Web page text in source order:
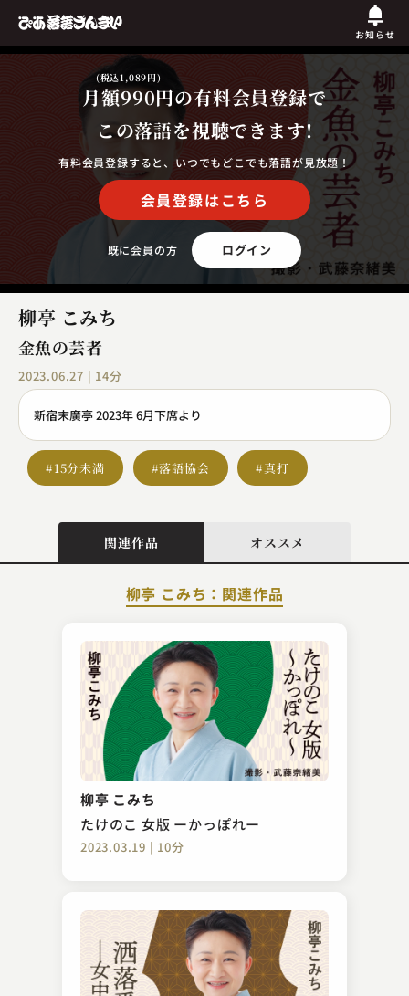
お知らせ
月額990円
(税込1,089円)
の有料会員登録で
この落語を視聴できます!
有料会員登録すると、いつでもどこでも落語が見放題！
会員登録はこちら
既に会員の方 ログイン
柳亭 こみち
金魚の芸者
2023.06.27 | 14分
新宿末廣亭 2023年 6月下席より
#15分未満 #落語協会 #真打
関連作品 オススメ
柳亭 こみち：関連作品
柳亭 こみち
たけのこ 女版 ーかっぽれー
2023.03.19 | 10分
古今亭 志ん五
魚男
2023.09.12 | 9分